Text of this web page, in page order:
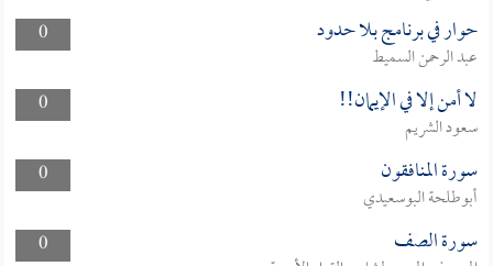
0 حوار في برنامج بلا حدود
عبد الرحمن السميط
0
لا أمن إلا في الإيمان!!
سعود الشريم
0
سورة المنافقون
أبوطلحة البوسعيدي
0
سورة الصف